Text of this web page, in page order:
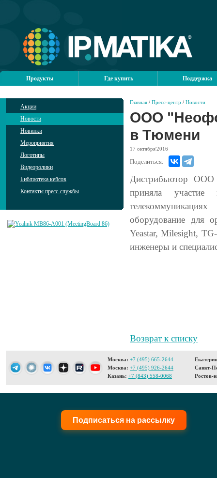
Продукты Где купить Поддержка
Акции
Новости
Новинки
Мероприятия
Логотипы
Видеоролики
Библиотека кейсов
Контакты пресс-службы
Главная / Пресс-центр / Новости
ООО
в Тюмени
17 октября'2016
Поделиться:
Дистрибьютор
приняла
оборудование для
Yeastar, Milesight,
инженеры и
Возврат к списку
Москва: +7 (495) 665-2644
Москва: +7 (495) 926-2644
Казань: +7 (843) 558-0068
Санкт-
Ростов-
Подписаться на рассылку